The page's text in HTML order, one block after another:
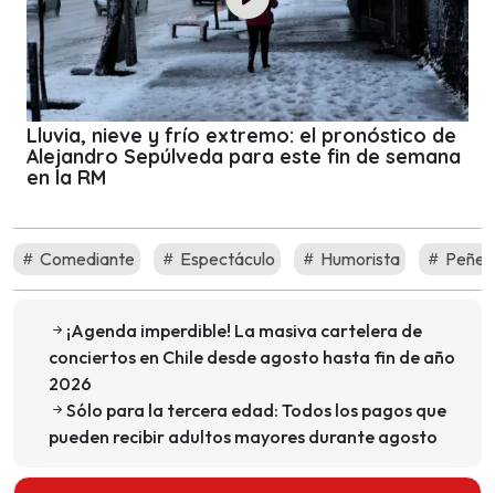
Lluvia, nieve y frío extremo: el pronóstico de
Alejandro Sepúlveda para este fin de semana
en la RM
Comediante Espectáculo Humorista
¡Agenda imperdible! La masiva cartelera de
conciertos en Chile desde agosto hasta fin de año
2026
Sólo para la tercera edad: Todos los pagos que
pueden recibir adultos mayores durante agosto